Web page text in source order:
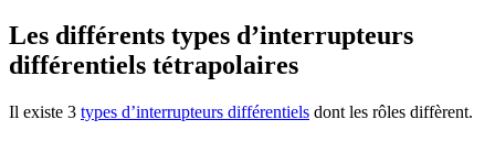
Les différents types d’interrupteurs
différentiels tétrapolaires
Il existe 3 types d’interrupteurs différentiels dont les rôles diffèrent.